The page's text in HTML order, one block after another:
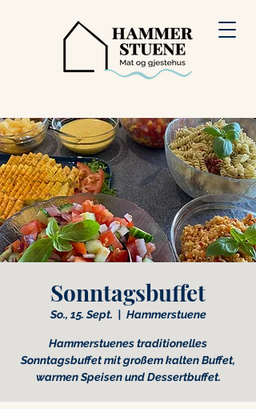
Sonntagsbuffet
So., 15. Sept.
  |
Hammerstuene
Hammerstuenes traditionelles
Sonntagsbuffet mit großem kalten Buffet,
warmen Speisen und Dessertbuffet.